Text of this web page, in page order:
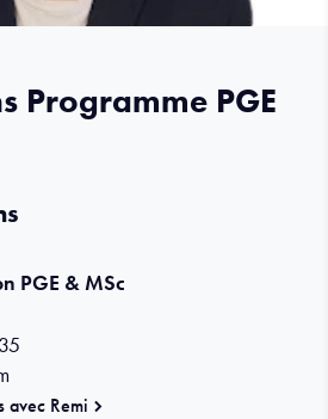
Programme PGE
PGE & MSc
avec Remi